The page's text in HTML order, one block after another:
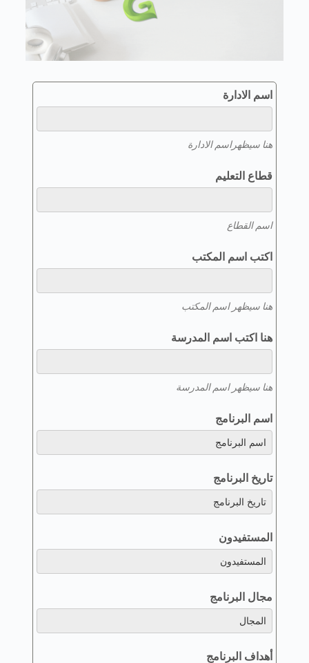
اسم الادارة
هنا سيظهراسم الادارة
قطاع التعليم
اسم القطاع
اكتب اسم المكتب
هنا سيظهر اسم المكتب
هنا اكتب اسم المدرسة
هنا سيظهر اسم المدرسة
اسم البرنامج
تاريخ البرنامج
المستفيدون
مجال البرنامج
أهداف البرنامج